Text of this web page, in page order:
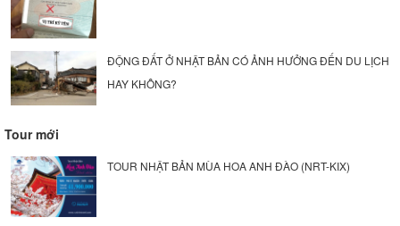
ĐỘNG ĐẤT Ở NHẬT BẢN CÓ ẢNH HƯỞNG ĐẾN DU LỊCH
HAY KHÔNG?
Tour mới
TOUR NHẬT BẢN MÙA HOA ANH ĐÀO (NRT-KIX)